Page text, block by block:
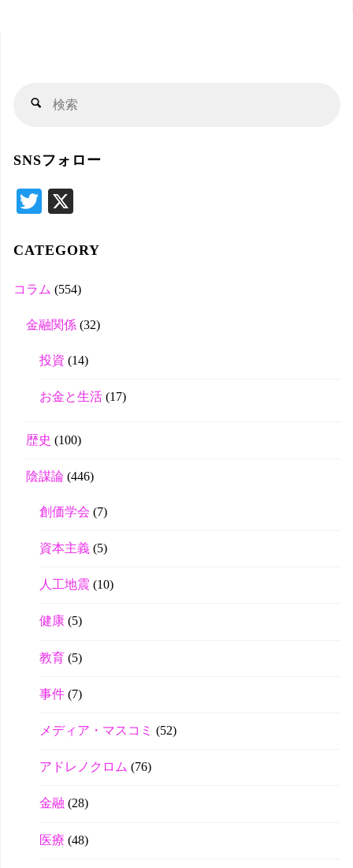
検
SNSフォロー
T
tte
CATEGORY
コラム (554)
金融関係 (32)
投資 (14)
お金と生活(17)
歴史 (100)
陰謀論 (446)
創価学会 (7)
資本主義(5)
人工地震 (10)
健康(5)
教育(5)
事件(7)
メディア・マスコミ (52)
アドレノクロム (76)
金融 (28)
医療 (48)